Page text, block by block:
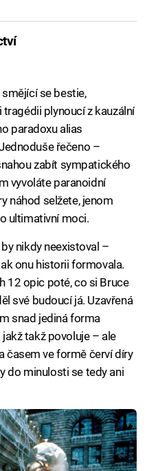
se bestie,
plynoucí z kauzální
paradoxu alias
řečeno –
zabít sympatického
vyvoláte paranoidní
náhod selžete, jenom
ultimativní moci.
nikdy neexistoval –
onu historii formovala.
12 opic poté, co si Bruce
své budoucí já. Uzavřená
snad jediná forma
takž povoluje – ale
časem ve formě červí díry
do minulosti se tedy ani